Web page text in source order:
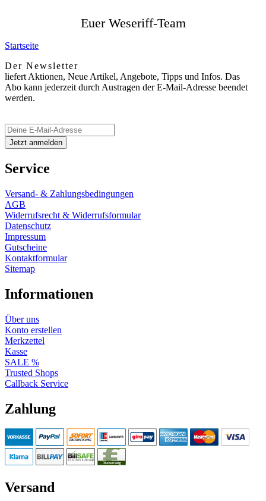
Euer Weseriff-Team
Startseite
Der Newsletter
liefert Aktionen, Neue Artikel, Angebote, Tipps und Infos. Das
Abo kann jederzeit durch Austragen der E-Mail-Adresse beendet
werden.
Service
Versand- & Zahlungsbedingungen
AGB
Widerrufsrecht & Widerrufsformular
Datenschutz
Impressum
Gutscheine
Kontaktformular
Sitemap
Informationen
Über uns
Konto erstellen
Merkzettel
Kasse
SALE %
Trusted Shops
Callback Service
Zahlung
Versand